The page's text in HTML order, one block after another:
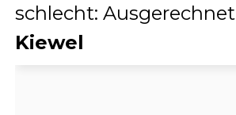
schlecht: Ausgerechnet
Kiewel